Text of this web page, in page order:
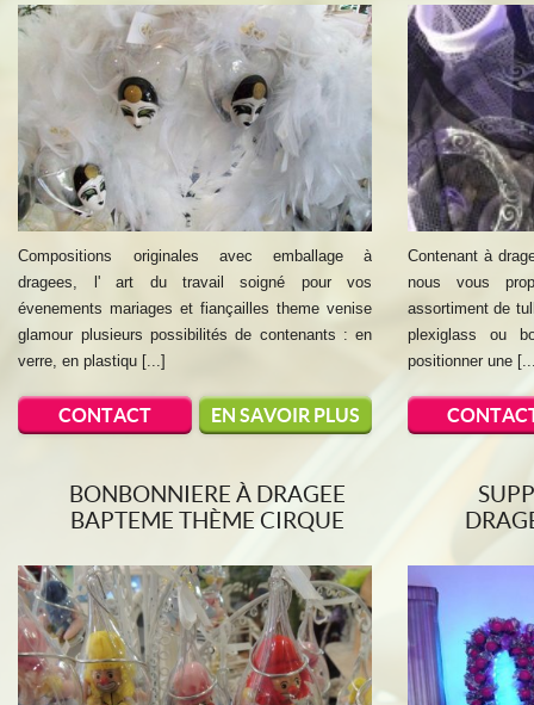
Compositions originales avec emballage à
dragees, l' art du travail soigné pour vos
évenements mariages et fiançailles theme venise
glamour plusieurs possibilités de contenants : en
verre, en plastiqu [...]
CONTACT EN SAVOIR PLUS
Contenant à
nous vous
assortiment de
plexiglass ou
positionner une
BONBONNIERE À DRAGEE
BAPTEME THÈME CIRQUE